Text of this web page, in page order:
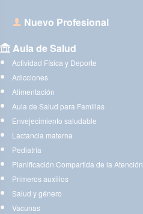
Nuevo Profesional
Aula de Salud
Actividad Física y Deporte
Adicciones
Alimentación
Aula de Salud para Familias
Envejecimiento saludable
Lactancia materna
Pediatría
Planificación Compartida de la Atención
Primeros auxilios
Salud y género
Vacunas